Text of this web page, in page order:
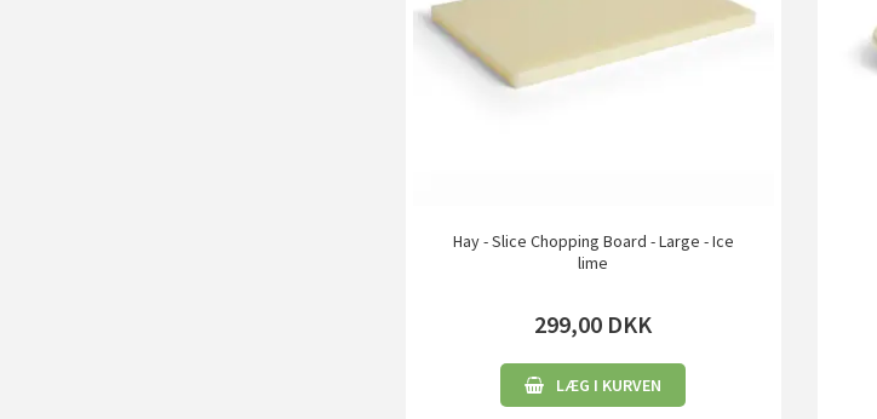
Hay - Slice Chopping Board - Large - Ice
lime
299,00 DKK
LÆG I KURVEN